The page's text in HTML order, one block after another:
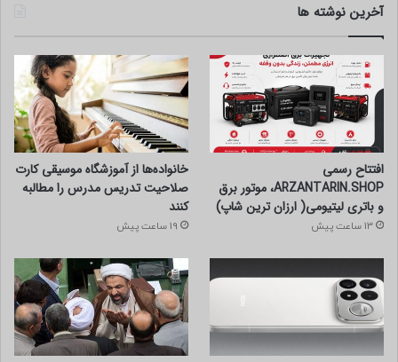
آخرین نوشته ها
افتتاح رسمی
ARZANTARIN.SHOP، موتور برق
و باتری لیتیومی( ارزان ترین شاپ)
13 ساعت پیش
خانواده‌ها از آموزشگاه موسیقی کارت
صلاحیت تدریس مدرس را مطالبه
کنند
19 ساعت پیش